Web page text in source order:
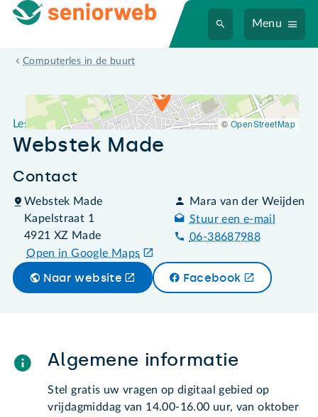
Menu
Computerles in de buurt
Leslocatie Webstek Made
Leslocatie
Webstek Made
Contact
Webstek Made
Kapelstraat 1
4921 XZ Made
Open in Google Maps
Mara van der Weijden
Stuur een e-mail
06-38687988
Naar website Facebook
©OpenStreetMap
Algemene informatie
Stel gratis uw vragen op digitaal gebied op
vrijdagmiddag van 14.00-16.00 uur, van oktober